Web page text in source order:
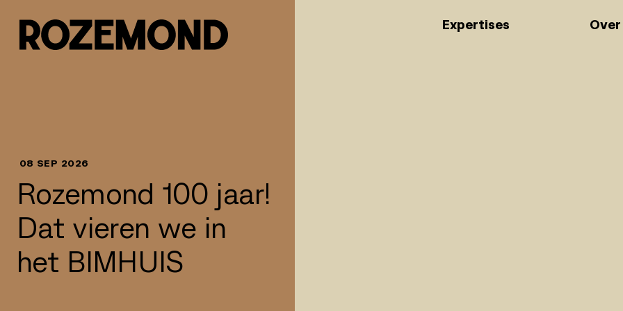
Expertises
08 SEP 2026
Rozemond 100 jaar!
Dat vieren we in
het BIMHUIS